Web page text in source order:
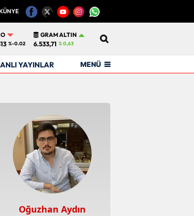
%-0.02
GRAM ALTIN
6.533,71 % 0,63
YAYINLAR MENÜ
Oğuzhan Aydın